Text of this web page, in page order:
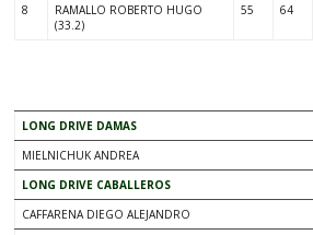
8
RAMALLO ROBERTO HUGO
(33.2)
55 64
LONG DRIVE DAMAS
MIELNICHUK ANDREA
LONG DRIVE CABALLEROS
CAFFARENA DIEGO ALEJANDRO